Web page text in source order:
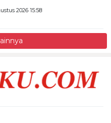
2026 15:58